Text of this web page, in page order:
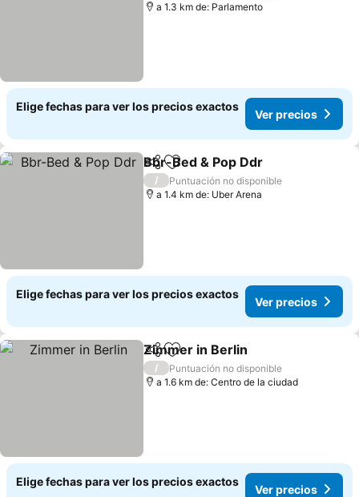
a 1.3 km de: Parlamento
Elige fechas para ver los precios exactos
Ver precios
CompartirAgregar a favoritos
Bbr-Bed & Pop Ddr
/
Puntuación no disponible
a 1.4 km de: Uber Arena
Elige fechas para ver los precios exactos
Ver precios
CompartirAgregar a favoritos
Zimmer in Berlin
/
Puntuación no disponible
a 1.6 km de: Centro de la ciudad
Elige fechas para ver los precios exactos
Ver precios